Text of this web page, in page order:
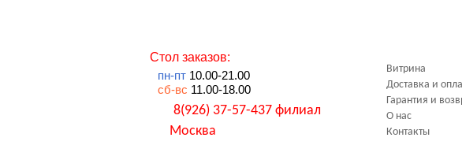
Стол заказов:
пн-пт 10.00-21.00
сб-вс 11.00-18.00
8(926) 37-57-437 филиал
Москва
Витрина
Доставка и
Гарантия и
О нас
Контакты